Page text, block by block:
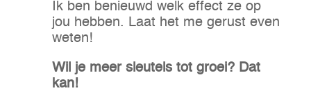
Ik ben benieuwd welk effect ze op
jou hebben. Laat het me gerust even
weten!
Wil je meer sleutels tot groei? Dat
kan!